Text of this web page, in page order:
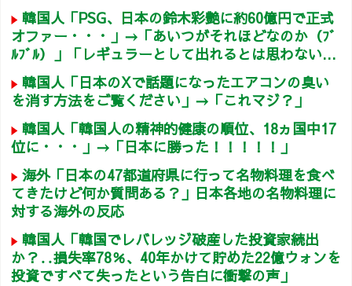
韓国人「PSG、日本の鈴木彩艶に約60億円で正式
オファー・・・」→「あいつがそれほどなのか（ﾌﾞ
ﾙﾌﾞﾙ）」「レギュラーとして出れるとは思わない...
韓国人「日本のXで話題になったエアコンの臭い
を消す方法をご覧ください」→「これマジ？」
韓国人「韓国人の精神的健康の順位、18ヵ国中17
位に・・・」→「日本に勝った！！！！！」
海外「日本の47都道府県に行って名物料理を食べ
てきたけど何か質問ある？」日本各地の名物料理に
対する海外の反応
韓国人「韓国でレバレッジ破産した投資家続出
か？‥損失率78％、40年かけて貯めた22億ウォンを
投資ですべて失ったという告白に衝撃の声」